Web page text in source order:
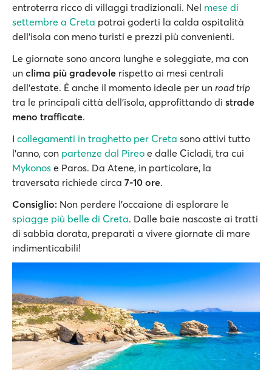
entroterra ricco di villaggi tradizionali. Nel mese di
settembre a Creta potrai goderti la calda ospitalità
dell’isola con meno turisti e prezzi più convenienti.
Le giornate sono ancora lunghe e soleggiate, ma con
un clima più gradevole rispetto ai mesi centrali
dell’estate. È anche il momento ideale per un road trip
tra le principali città dell'isola, approfittando di strade
meno trafficate.
I collegamenti in traghetto per Creta sono attivi tutto
l’anno, con partenze dal Pireo e dalle Cicladi, tra cui
Mykonos e Paros. Da Atene, in particolare, la
traversata richiede circa 7-10 ore.
Consiglio: Non perdere l’occaione di esplorare le
spiagge più belle di Creta. Dalle baie nascoste ai tratti
di sabbia dorata, preparati a vivere giornate di mare
indimenticabili!